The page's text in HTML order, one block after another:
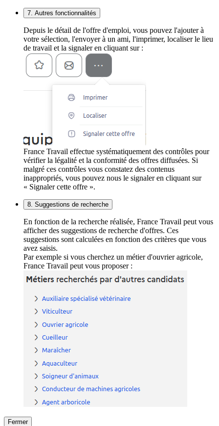
7. Autres fonctionnalités
Depuis le détail de l'offre d'emploi, vous pouvez l'ajouter à
votre sélection, l'envoyer à un ami, l'imprimer, localiser le lieu
de travail et la signaler en cliquant sur :
France Travail effectue systématiquement des contrôles pour
vérifier la légalité et la conformité des offres diffusées. Si
malgré ces contrôles vous constatez des contenus
inappropriés, vous pouvez nous le signaler en cliquant sur
« Signaler cette offre ».
8. Suggestions de recherche
En fonction de la recherche réalisée, France Travail peut vous
afficher des suggestions de recherche d'offres. Ces
suggestions sont calculées en fonction des critères que vous
avez saisis.
Par exemple si vous cherchez un métier d'ouvrier agricole,
France Travail peut vous proposer :
Fermer